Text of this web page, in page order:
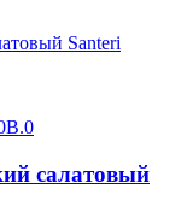
салатовый